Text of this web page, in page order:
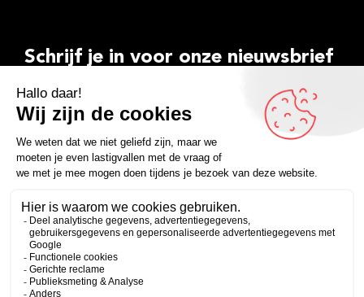
Schrijf je in voor onze nieuwsbrief
E-
mailadres
Inschrijven
FacebookInstagramLinkedInYouTubeSpotify